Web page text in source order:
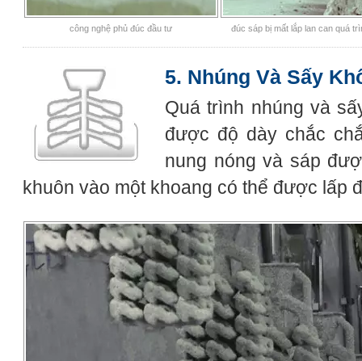
công nghệ phủ đúc đầu tư đúc sáp bị mất lắp lan can quá
5. Nhúng Và Sấy
Quá trình nhúng và
được độ dày chắc
nung nóng và sáp
khuôn vào một khoang có thể được lấp